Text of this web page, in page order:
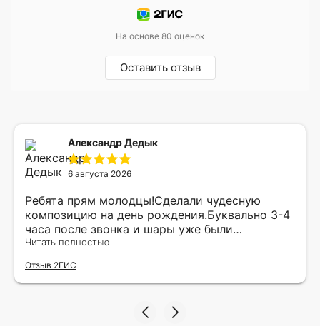
На основе 80 оценок
Оставить отзыв
Александр Дедык
6 августа 2026
Ребята прям молодцы!Сделали чудесную
композицию на день рождения.Буквально 3-4
часа после звонка и шары уже были
доставлены мне по адресу.Качество
рада.
Читать полностью
Отзыв 2ГИС